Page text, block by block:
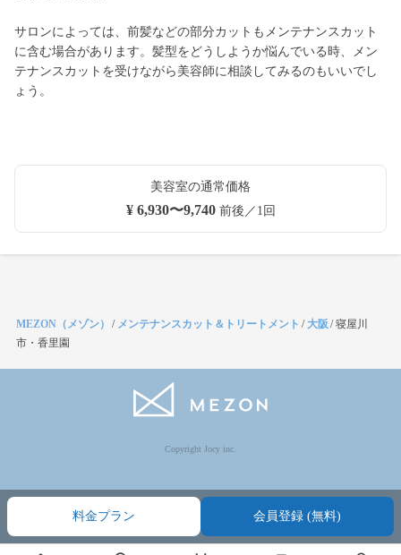
サロンによっては、前髪などの部分カットもメンテナンスカット
に含む場合があります。髪型をどうしようか悩んでいる時、メン
テナンスカットを受けながら美容師に相談してみるのもいいでし
ょう。
美容室の通常価格
¥ 6,930〜9,740前後／1回
料金プラン 会員登録 (無料)
MEZON（メゾン） / メンテナンスカット＆トリートメント /大阪 /寝屋川
市・香里園
Copyright Jocy inc.